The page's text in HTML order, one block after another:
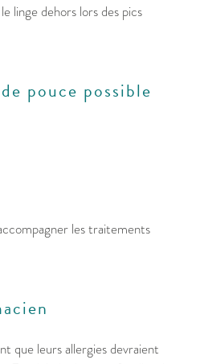
linge dehors lors des pics
pouce possible
les traitements
que leurs allergies devraient